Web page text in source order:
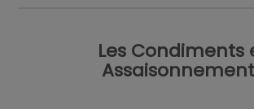
Les Condiments